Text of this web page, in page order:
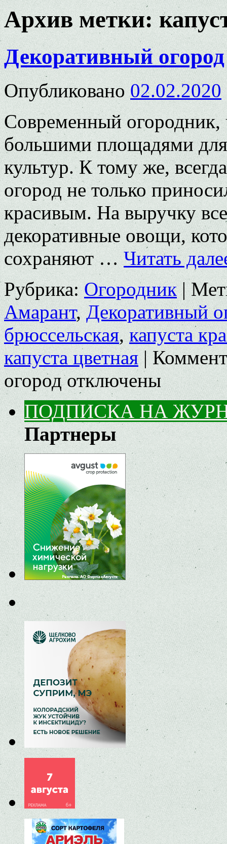
Архив метки:
Декоративный огород
Опубликовано 02.02.2020
Современный огородник,
большими площадями
культур. К тому же,
огород не только
красивым. На выручку
декоративные овощи,
сохраняют …Читать
Рубрика: Огородник |
Амарант,Декоративный
брюссельская,капуста
капуста цветная |
огородотключены
ПОДПИСКА НА
Партнеры